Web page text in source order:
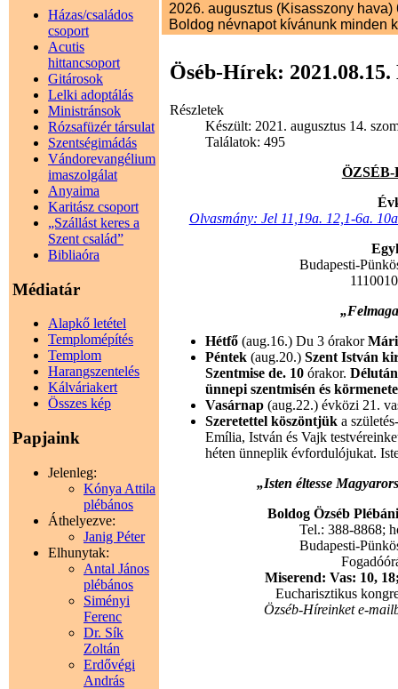
Házas/családos
csoport
Acutis
hittancsoport
Gitárosok
Lelki adoptálás
Ministránsok
Rózsafüzér társulat
Szentségimádás
Vándorevangélium
imaszolgálat
Anyaima
Karitász csoport
„Szállást keres a
Szent család”
Bibliaóra
Médiatár
Alapkő letétel
Templomépítés
Templom
Harangszentelés
Kálváriakert
Összes kép
Papjaink
Jelenleg:
Kónya Attila
plébános
Áthelyezve:
Janig Péter
Elhunytak:
Antal János
plébános
Siményi
Ferenc
Dr. Sík
Zoltán
Erdővégi
András
2026. augusztus (Kisasszony hava)
Boldog névnapot kívánunk minden
Öséb-Hírek:
Részletek
Készült: 2021. augusztus 14.
Találatok: 495
ÖZSÉB-
Olvasmány: Jel 11,19a. 12,1-6a.
Budapesti-
Hétfő (aug.16.) Du 3 órakor
Péntek (aug.20.)Szent István
Szentmise de. 10 órakor.
ünnepi szentmisén és
Vasárnap (aug.22.) évközi 21.
Szeretettel köszöntjük a
Emília, István és Vajk
héten ünneplik évfordulójukat.
„Isten éltesse
Boldog Özséb
Tel.: 388-8868;
Budapesti-
Miserend: Vas: 10,
Eucharisztikus
Özséb-Híreinket e-